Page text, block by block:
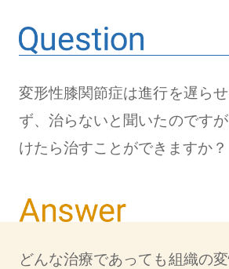
変形性膝関節症は進行を遅ら
ず、治らないと聞いたのです
けたら治すことができますか？
どんな治療であっても組織の